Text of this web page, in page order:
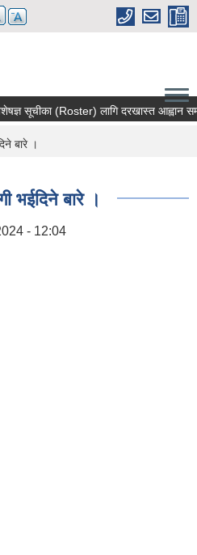
सूचीका (Roster) लागि दरखास्त आह्वान
बारे ।
भईदिने बारे ।
- 12:04